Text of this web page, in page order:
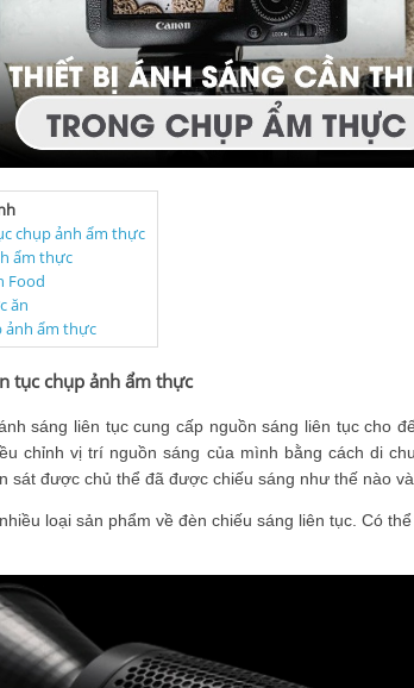
chụp ảnh ẩm thực
ẩm thực
Food
ăn
ảnh ẩm thực
tục chụp ảnh ẩm thực
sáng liên tục cung cấp nguồn sáng liên tục cho
chỉnh vị trí nguồn sáng của mình bằng cách di
sát được chủ thể đã được chiếu sáng như thế nào
loại sản phẩm về đèn chiếu sáng liên tục. Có